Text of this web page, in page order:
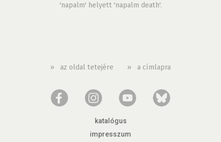
'napalm' helyett 'napalm death'.
» az oldal tetejére » a címlapra
katalógus
impresszum